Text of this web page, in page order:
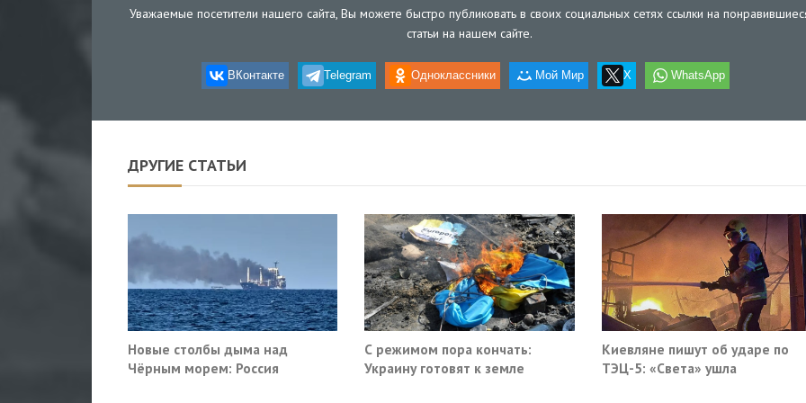
Уважаемые посетители нашего сайта, Вы можете быстро публиковать в своих социальных сетях ссылки на
статьи на нашем сайте.
ВКонтакте Telegram Одноклассники Мой Мир X WhatsApp
ДРУГИЕ СТАТЬИ
Новые столбы дыма над
Чёрным морем: Россия
С режимом пора кончать:
Украину готовят к земле
Киевляне пишут об ударе по
ТЭЦ-5: «Света» ушла